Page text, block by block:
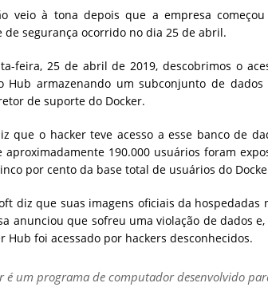
veio à tona depois que a empresa
de segurança ocorrido no dia 25 de abril.
feira, 25 de abril de 2019, descobrimos o
Hub armazenando um subconjunto de
de suporte do Docker.
que o hacker teve acesso a esse banco de
aproximadamente 190.000 usuários foram
por cento da base total de usuários do
diz que suas imagens oficiais da
anunciou que sofreu uma violação de dados
Hub foi acessado por hackers desconhecidos.
é um programa de computador desenvolvido